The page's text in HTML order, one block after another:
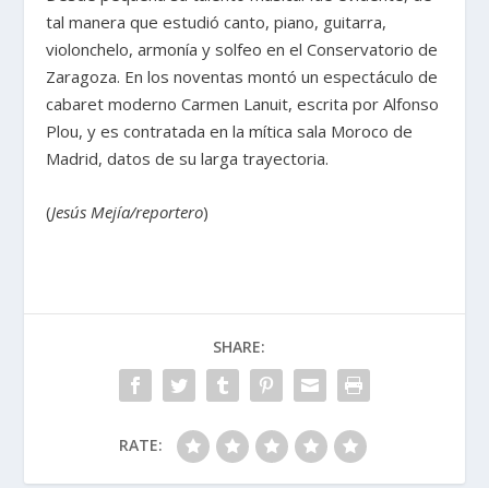
tal manera que estudió canto, piano, guitarra,
violonchelo, armonía y solfeo en el Conservatorio de
Zaragoza. En los noventas montó un espectáculo de
cabaret moderno Carmen Lanuit, escrita por Alfonso
Plou, y es contratada en la mítica sala Moroco de
Madrid, datos de su larga trayectoria.
(Jesús Mejía/reportero)
SHARE:
RATE: